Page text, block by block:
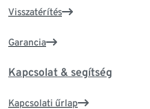
Visszatérítés
Garancia
Kapcsolat & segítség
Kapcsolati űrlap